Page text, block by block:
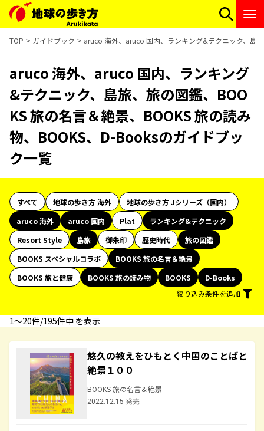
TOP ガイドブック aruco 海外、aruco 国内、ランキング&テクニック、島
aruco 海外、aruco 国内、ランキング
&テクニック、島旅、旅の図鑑、BOO
KS 旅の名言＆絶景、BOOKS 旅の読み
物、BOOKS、D-Booksのガイドブッ
ク一覧
すべて 地球の歩き方 海外
地球の歩き方 Jシリーズ（国内）
aruco 海外
aruco 国内 Plat
ランキング&テクニック
Resort Style
島旅 御朱印 歴史時代
旅の図鑑
BOOKS スペシャルコラボ
BOOKS 旅の名言＆絶景
BOOKS 旅と健康
BOOKS 旅の読み物 BOOKS
D-Books
絞り込み条件を追加
1〜20件/195件中 を表示
悠久の教えをひもとく中国のことばと
絶景１００
BOOKS 旅の名言＆絶景
2022.12.15 発売